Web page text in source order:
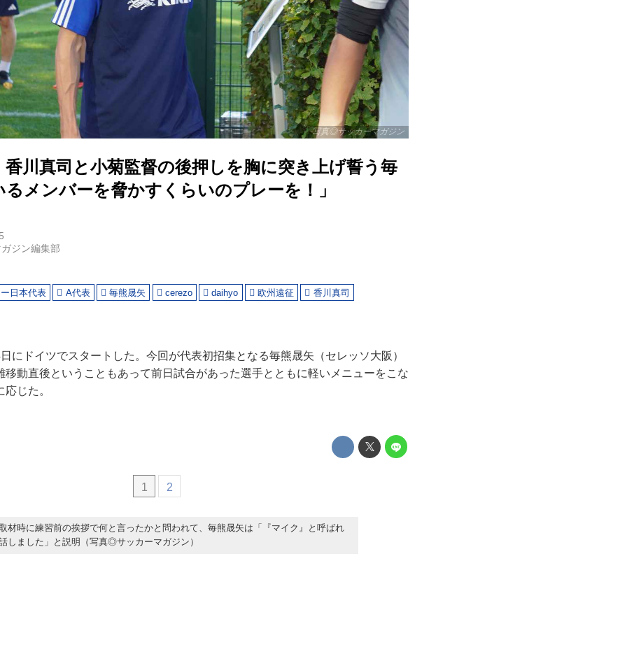
写真◎サッカーマガジン
香川真司と小菊監督の後押しを胸に突き上げ誓う毎
るメンバーを脅かすくらいのプレーを！」
ジン編集部
日本代表 A代表 毎熊晟矢 cerezo daihyo 欧州遠征 香川真司
にドイツでスタートした。今回が代表初招集となる毎熊晟矢（セレッソ大阪）
移動直後ということもあって前日試合があった選手とともに軽いメニューをこな
じた。
1 2
材時に練習前の挨拶で何と言ったかと問われて、毎熊晟矢は「『マイク』と呼ばれ
しました」と説明（写真◎サッカーマガジン）